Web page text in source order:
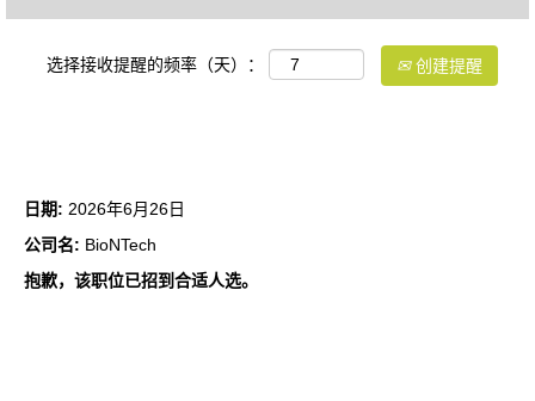
选择接收提醒的频率（天）： 创建提醒
日期: 2026年6月26日
公司名: BioNTech
抱歉，该职位已招到合适人选。